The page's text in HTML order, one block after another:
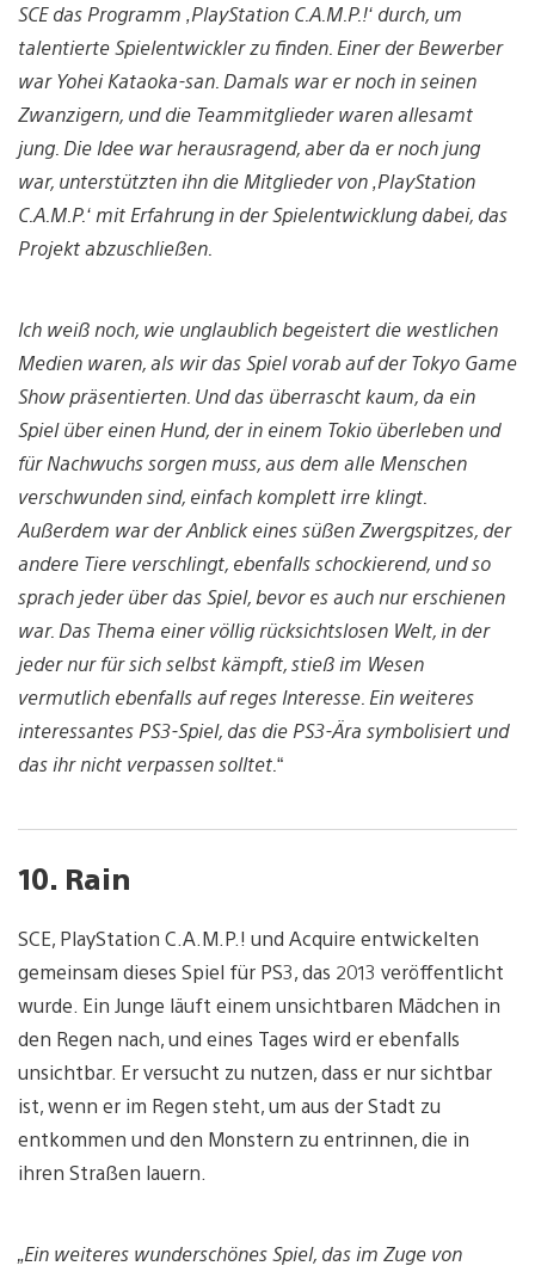
SCE das Programm ‚PlayStation C.A.M.P.!‘ durch, um
talentierte Spielentwickler zu finden. Einer der Bewerber
war Yohei Kataoka-san. Damals war er noch in seinen
Zwanzigern, und die Teammitglieder waren allesamt
jung. Die Idee war herausragend, aber da er noch jung
war, unterstützten ihn die Mitglieder von ‚PlayStation
C.A.M.P.‘ mit Erfahrung in der Spielentwicklung dabei, das
Projekt abzuschließen.
Ich weiß noch, wie unglaublich begeistert die westlichen
Medien waren, als wir das Spiel vorab auf der Tokyo Game
Show präsentierten. Und das überrascht kaum, da ein
Spiel über einen Hund, der in einem Tokio überleben und
für Nachwuchs sorgen muss, aus dem alle Menschen
verschwunden sind, einfach komplett irre klingt.
Außerdem war der Anblick eines süßen Zwergspitzes, der
andere Tiere verschlingt, ebenfalls schockierend, und so
sprach jeder über das Spiel, bevor es auch nur erschienen
war. Das Thema einer völlig rücksichtslosen Welt, in der
jeder nur für sich selbst kämpft, stieß im Wesen
vermutlich ebenfalls auf reges Interesse. Ein weiteres
interessantes PS3-Spiel, das die PS3-Ära symbolisiert und
das ihr nicht verpassen solltet.“
10. Rain
SCE, PlayStation C.A.M.P.! und Acquire entwickelten
gemeinsam dieses Spiel für PS3, das 2013 veröffentlicht
wurde. Ein Junge läuft einem unsichtbaren Mädchen in
den Regen nach, und eines Tages wird er ebenfalls
unsichtbar. Er versucht zu nutzen, dass er nur sichtbar
ist, wenn er im Regen steht, um aus der Stadt zu
entkommen und den Monstern zu entrinnen, die in
ihren Straßen lauern.
„Ein weiteres wunderschönes Spiel, das im Zuge von